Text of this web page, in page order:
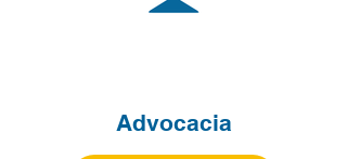
Advocacia